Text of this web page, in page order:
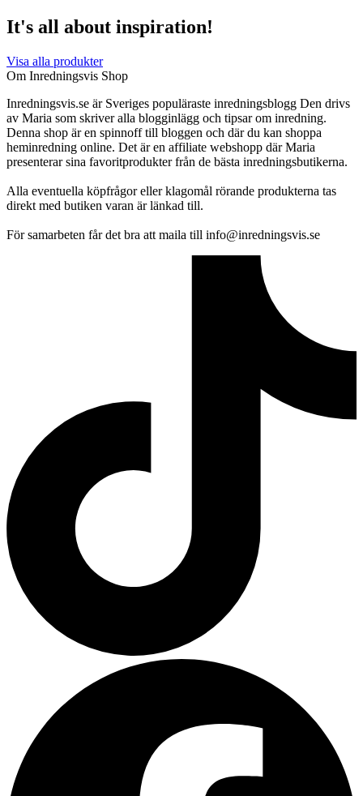
It's all about inspiration!
Visa alla produkter
Om Inredningsvis Shop
Inredningsvis.se är Sveriges populäraste inredningsblogg Den drivs
av Maria som skriver alla blogginlägg och tipsar om inredning.
Denna shop är en spinnoff till bloggen och där du kan shoppa
heminredning online. Det är en affiliate webshopp där Maria
presenterar sina favoritprodukter från de bästa inredningsbutikerna.
Alla eventuella köpfrågor eller klagomål rörande produkterna tas
direkt med butiken varan är länkad till.
För samarbeten får det bra att maila till info@inredningsvis.se